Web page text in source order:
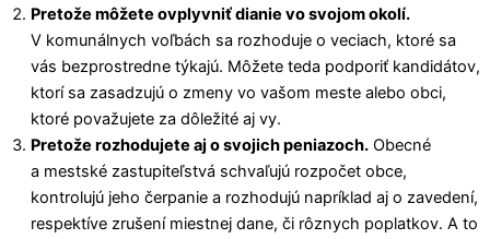
Pretože môžete ovplyvniť dianie vo svojom okolí.
V komunálnych voľbách sa rozhoduje o veciach, ktoré sa
vás bezprostredne týkajú. Môžete teda podporiť kandidátov,
ktorí sa zasadzujú o zmeny vo vašom meste alebo obci,
ktoré považujete za dôležité aj vy.
Pretože rozhodujete aj o svojich peniazoch. Obecné
a mestské zastupiteľstvá schvaľujú rozpočet obce,
kontrolujú jeho čerpanie a rozhodujú napríklad aj o zavedení,
respektíve zrušení miestnej dane, či rôznych poplatkov. A to